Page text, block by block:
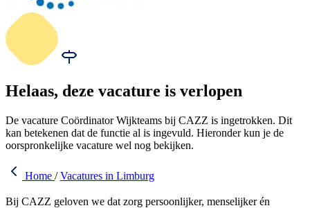
Helaas, deze vacature is verlopen
De vacature Coördinator Wijkteams bij CAZZ is ingetrokken. Dit
kan betekenen dat de functie al is ingevuld. Hieronder kun je de
oorspronkelijke vacature wel nog bekijken.
Home / Vacatures in Limburg
Bij CAZZ geloven we dat zorg persoonlijker, menselijker én